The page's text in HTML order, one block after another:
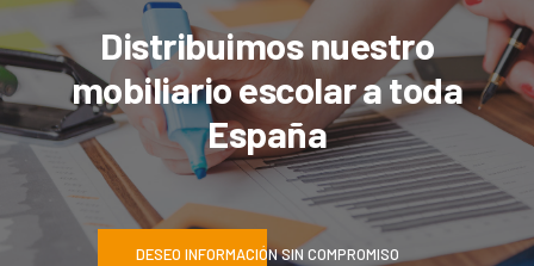
Distribuimos nuestro
mobiliario escolar a toda
España
DESEO INFORMACIÓN SIN COMPROMISO